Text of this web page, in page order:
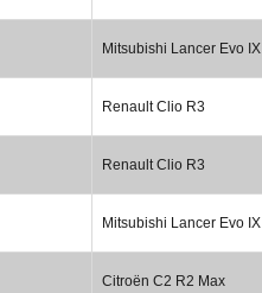
Mitsubishi Lancer Evo IX
Renault Clio R3
Renault Clio R3
Mitsubishi Lancer Evo IX
Citroën C2 R2 Max